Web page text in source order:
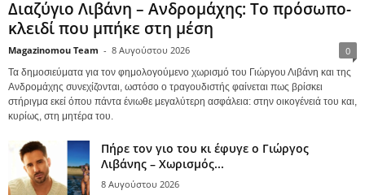
Διαζύγιο Λιβάνη – Ανδρομάχης: Το πρόσωπο-
κλειδί που μπήκε στη μέση
Magazinomou Team - 8 Αυγούστου 2026 0
Τα δημοσιεύματα για τον φημολογούμενο χωρισμό του Γιώργου Λιβάνη και της
Ανδρομάχης συνεχίζονται, ωστόσο ο τραγουδιστής φαίνεται πως βρίσκει
στήριγμα εκεί όπου πάντα ένιωθε μεγαλύτερη ασφάλεια: στην οικογένειά του και,
κυρίως, στη μητέρα του.
Πήρε τον γιο του κι έφυγε ο Γιώργος
Λιβάνης – Χωρισμός...
8 Αυγούστου 2026